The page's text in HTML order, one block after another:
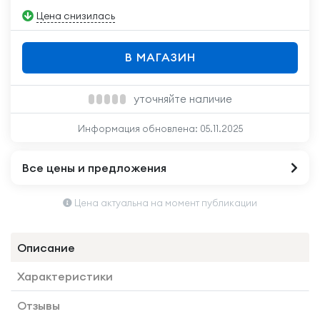
Цена снизилась
В МАГАЗИН
уточняйте наличие
Информация обновлена: 05.11.2025
Все цены и предложения
Цена актуальна на момент публикации
Описание
Характеристики
Отзывы